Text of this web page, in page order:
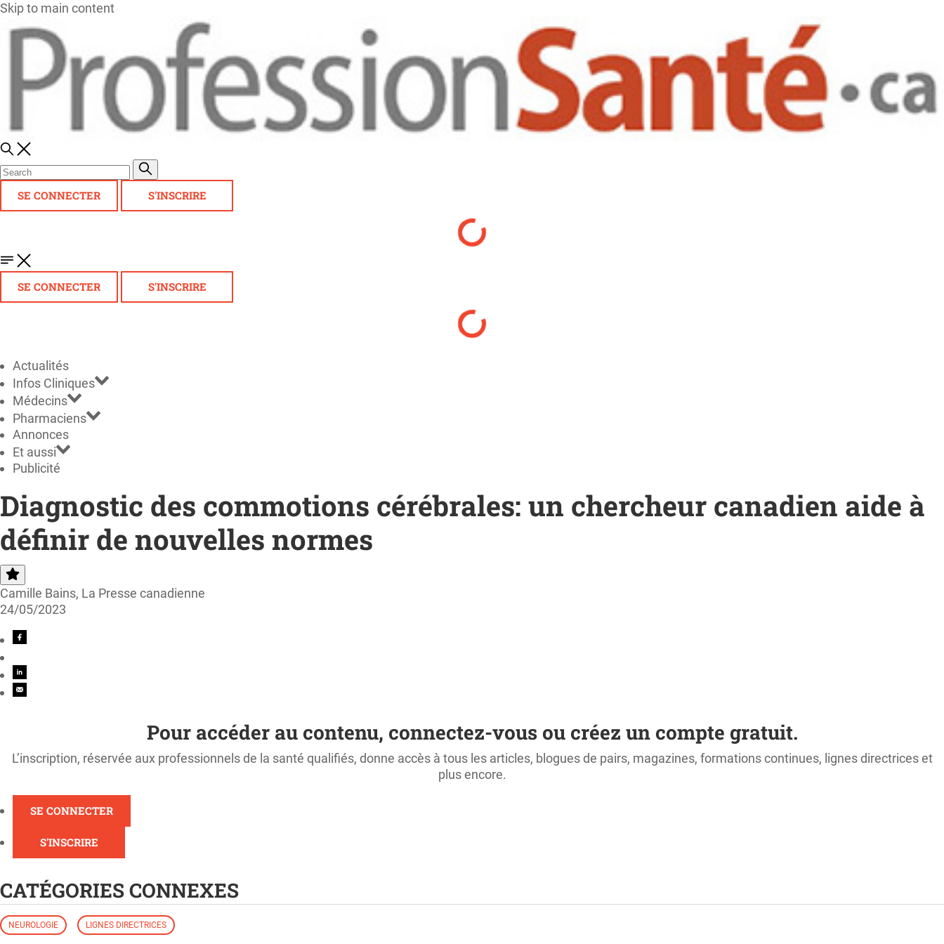
Skip to main content
SE CONNECTER S'INSCRIRE
SE CONNECTER S'INSCRIRE
Actualités
Infos Cliniques
Médecins
Pharmaciens
Annonces
Et aussi
Publicité
Diagnostic des commotions cérébrales: un chercheur canadien aide à
définir de nouvelles normes
Camille Bains, La Presse canadienne
24/05/2023
Pour accéder au contenu, connectez-vous ou créez un compte gratuit.
L’inscription, réservée aux professionnels de la santé qualifiés, donne accès à tous les articles, blogues de pairs, magazines, formations continues, lignes directrices et
plus encore.
SE CONNECTER
S'INSCRIRE
CATÉGORIES CONNEXES
NEUROLOGIE LIGNES DIRECTRICES